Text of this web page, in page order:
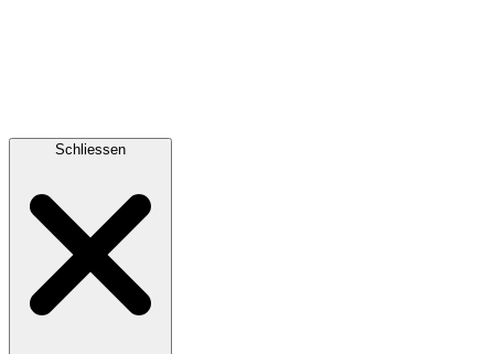
Schliessen